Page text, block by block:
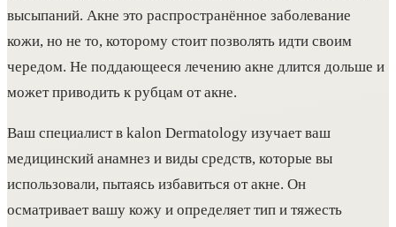
высыпаний. Акне это распространённое заболевание
кожи, но не то, которому стоит позволять идти своим
чередом. Не поддающееся лечению акне длится дольше и
может приводить к рубцам от акне.
Ваш специалист в kalon Dermatology изучает ваш
медицинский анамнез и виды средств, которые вы
использовали, пытаясь избавиться от акне. Он
осматривает вашу кожу и определяет тип и тяжесть